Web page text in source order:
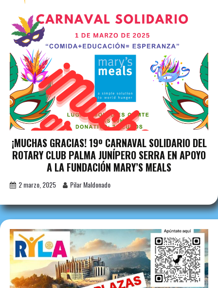
¡MUCHAS GRACIAS! 19º CARNAVAL SOLIDARIO DEL
ROTARY CLUB PALMA JUNÍPERO SERRA EN APOYO
A LA FUNDACIÓN MARY’S MEALS
2 marzo, 2025 Pilar Maldonado